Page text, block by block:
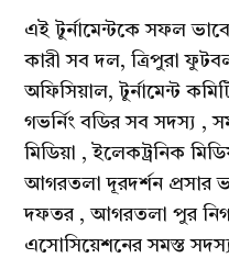
এই টুর্নামেন্টকে সফল
কারী সব দল, ত্রিপুরা
অফিসিয়াল, টুর্নামেন্ট
গভর্নিং বডির সব সদস্য ,
মিডিয়া , ইলেকট্রনিক
আগরতলা দূরদর্শন প্রসার
দফতর , আগরতলা পুর
এসোসিয়েশনের সমস্ত